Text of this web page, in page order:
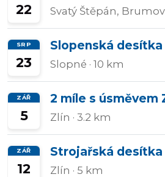
22 Svatý Štěpán,
SRP
23
Slopenská desítka
Slopné · 10 km
ZÁŘ
5
2 míle s úsměvem
Zlín · 3.2 km
ZÁŘ
12
Strojařská desítka
Zlín · 5 km